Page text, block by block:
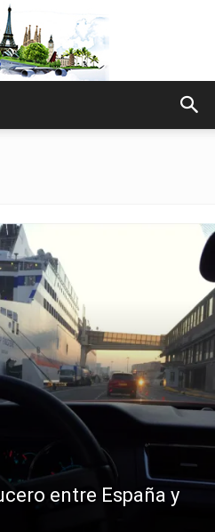
Thru
My
entre España y